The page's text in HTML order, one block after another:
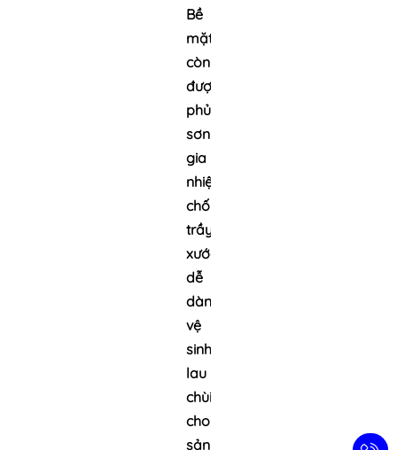
Bề
mặt
còn
được
phủ
sơn
gia
nhiệt,
chống
trầy
xước,
dễ
dàng
vệ
sinh
lau
chùi
cho
sản